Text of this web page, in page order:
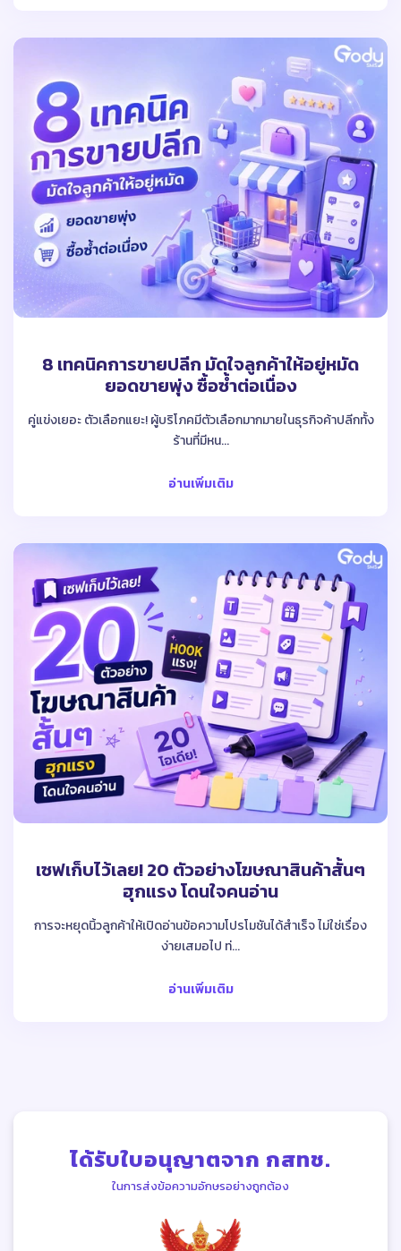
8 เทคนิคการขายปลีก มัดใจลูกค้าให้อยู่หมัด
ยอดขายพุ่ง ซื้อซ้ำต่อเนื่อง
คู่แข่งเยอะ ตัวเลือกแยะ! ผู้บริโภคมีตัวเลือกมากมายในธุรกิจค้าปลีกทั้ง
ร้านที่มีหน...
อ่านเพิ่มเติม
เซฟเก็บไว้เลย! 20 ตัวอย่างโฆษณาสินค้าสั้นๆ
ฮุกแรง โดนใจคนอ่าน
การจะหยุดนิ้วลูกค้าให้เปิดอ่านข้อความโปรโมชันได้สำเร็จ ไม่ใช่เรื่อง
ง่ายเสมอไป ท่...
อ่านเพิ่มเติม
ได้รับใบอนุญาตจาก กสทช.
ในการส่งข้อความอักษรอย่างถูกต้อง